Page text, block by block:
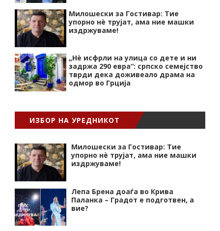
Милошески за Гостивар: Тие
упорно нѐ трујат, ама ние машки
издржуваме!
„Нѐ исфрли на улица со дете и ни
задржа 290 евра“: српско семејство
тврди дека доживеало драма на
одмор во Грција
ИЗБОР НА УРЕДНИКОТ
Милошески за Гостивар: Тие
упорно нѐ трујат, ама ние машки
издржуваме!
Лепа Брена доаѓа во Крива
Паланка – Градот е подготвен, а
вие?